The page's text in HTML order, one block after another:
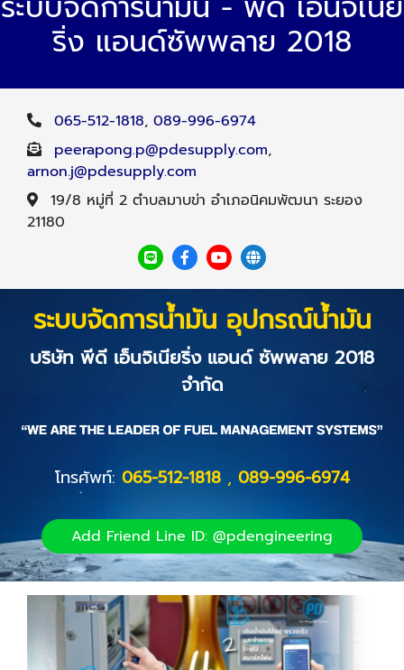
ริ่ง แอนด์ซัพพลาย 2018
065-512-1818, 089-996-6974
peerapong.p@pdesupply.com,
arnon.j@pdesupply.com
19/8 หมู่ที่ 2 ตำบลมาบข่า อำเภอนิคมพัฒนา ระยอง
21180
ระบบจัดการน้ำมัน อุปกรณ์น้ำมัน
บริษัท พีดี เอ็นจิเนียริ่ง แอนด์ ซัพพลาย 2018
จำกัด
โทรศัพท์: 065-512-1818, 089-996-6974
Add Friend Line ID: @pdengineering